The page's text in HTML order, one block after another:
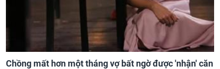
Chồng mất hơn một tháng vợ bất ngờ được 'nhận' căn